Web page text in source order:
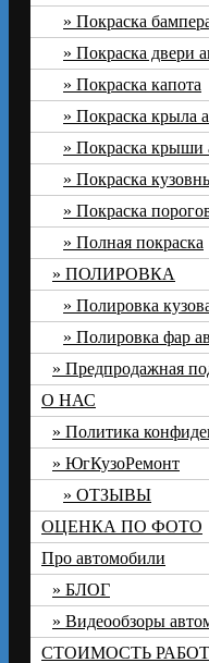
Покраска
Покраска двери
Покраска капота
Покраска крыла
Покраска крыши
Покраска
Покраска
Полная покраска
ПОЛИРОВКА
Полировка
Полировка фар
Предпродажная
О НАС
Политика
ЮгКузоРемонт
ОТЗЫВЫ
ОЦЕНКА ПО ФОТО
Про автомобили
БЛОГ
Видеообзоры
СТОИМОСТЬ РАБОТ